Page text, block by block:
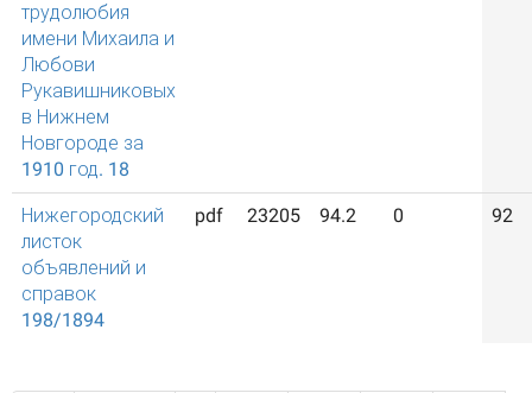
трудолюбия
имени Михаила и
Любови
Рукавишниковых
в Нижнем
Новгороде за
1910 год. 18
Нижегородский
листок
объявлений и
справок
198/1894
pdf 23205 94.2 0 92